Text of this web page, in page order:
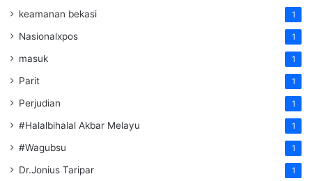
keamanan bekasi 1
Nasionalxpos 1
masuk 1
Parit 1
Perjudian 1
#Halalbihalal Akbar Melayu 1
#Wagubsu 1
Dr.Jonius Taripar 1